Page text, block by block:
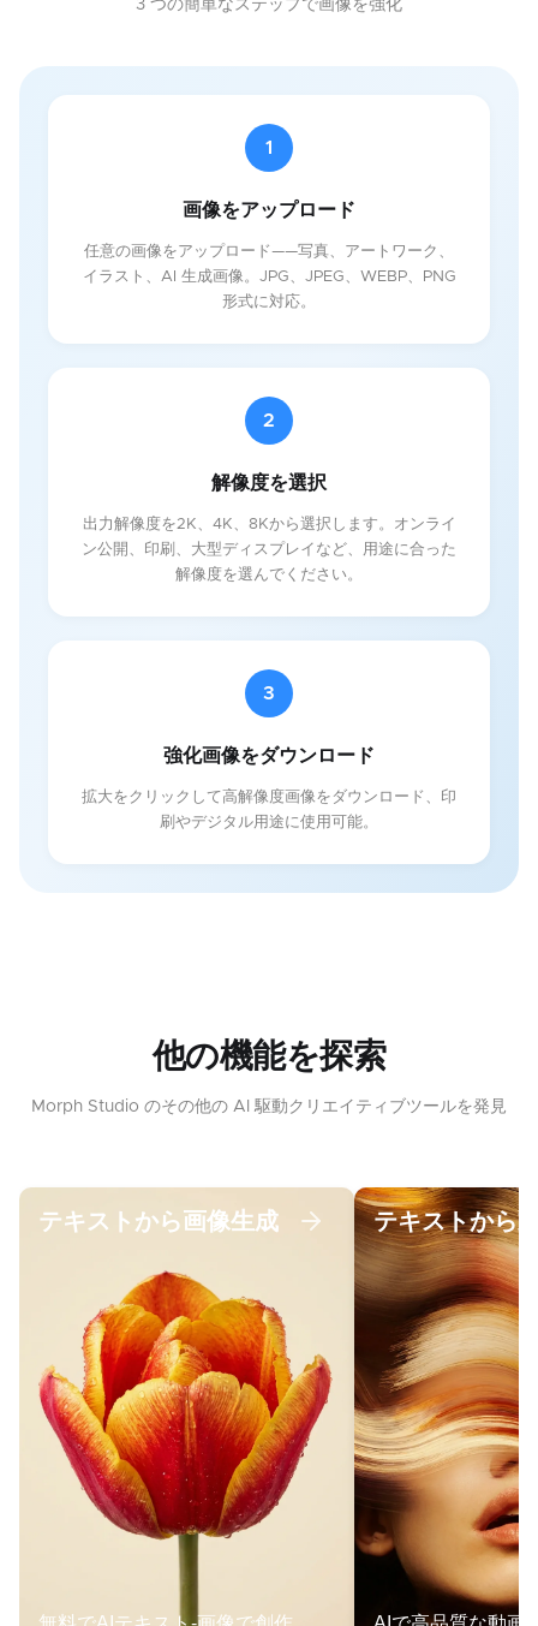
3 つの簡単なステップで画像を強化
1
画像をアップロード
任意の画像をアップロード——写真、アートワーク、
イラスト、AI 生成画像。JPG、JPEG、WEBP、PNG
形式に対応。
2
解像度を選択
出力解像度を2K、4K、8Kから選択します。オンライ
ン公開、印刷、大型ディスプレイなど、用途に合った
解像度を選んでください。
3
強化画像をダウンロード
拡大をクリックして高解像度画像をダウンロード、印
刷やデジタル用途に使用可能。
他の機能を探索
Morph Studio のその他の AI 駆動クリエイティブツールを発見
テキストから画像生成 テキストから